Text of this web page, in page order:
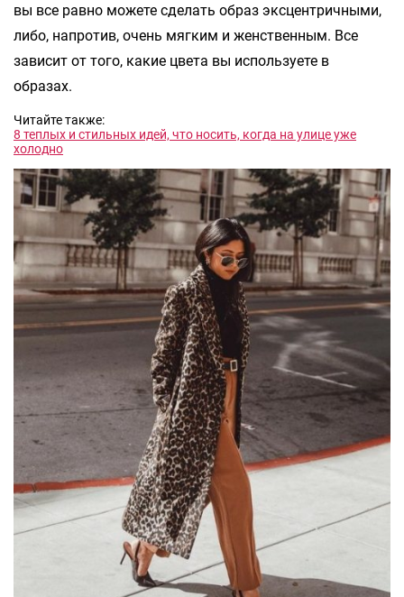
вы все равно можете сделать образ эксцентричными,
либо, напротив, очень мягким и женственным. Все
зависит от того, какие цвета вы используете в
образах.
Читайте также:
8 теплых и стильных идей, что носить, когда на улице уже
холодно